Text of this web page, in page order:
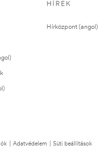
HÍREK
Hírközpont (angol)
Adatvédelem
Süti beállítások